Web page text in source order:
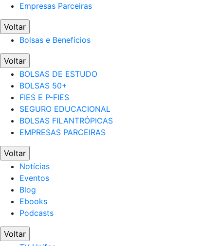
Empresas Parceiras
Voltar
Bolsas e Benefícios
Voltar
BOLSAS DE ESTUDO
BOLSAS 50+
FIES E P-FIES
SEGURO EDUCACIONAL
BOLSAS FILANTRÓPICAS
EMPRESAS PARCEIRAS
Voltar
Notícias
Eventos
Blog
Ebooks
Podcasts
Voltar